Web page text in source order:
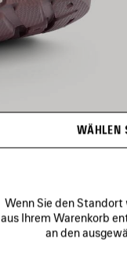
WÄHLEN
Wenn Sie den
aus Ihrem Warenkorb
an den